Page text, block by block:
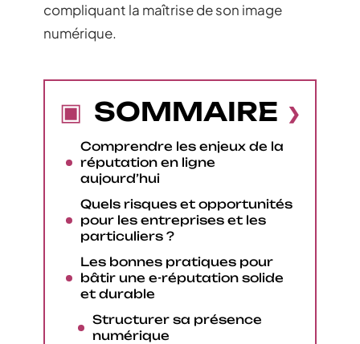
compliquant la maîtrise de son image
numérique.
SOMMAIRE
Comprendre les enjeux de la
réputation en ligne
aujourd’hui
Quels risques et opportunités
pour les entreprises et les
particuliers ?
Les bonnes pratiques pour
bâtir une e-réputation solide
et durable
Structurer sa présence
numérique